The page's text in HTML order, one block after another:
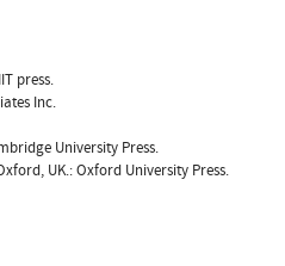
press.
Inc.
University Press.
UK.: Oxford University Press.